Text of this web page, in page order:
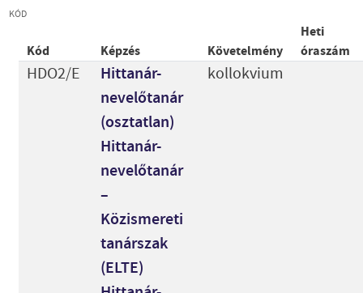
KÓD
Kód Képzés Követelmény
Heti
óraszám
HDO2/E
Hittanár-
nevelőtanár
(osztatlan)
Hittanár-
nevelőtanár
–
Közismereti
tanárszak
(ELTE)
kollokvium